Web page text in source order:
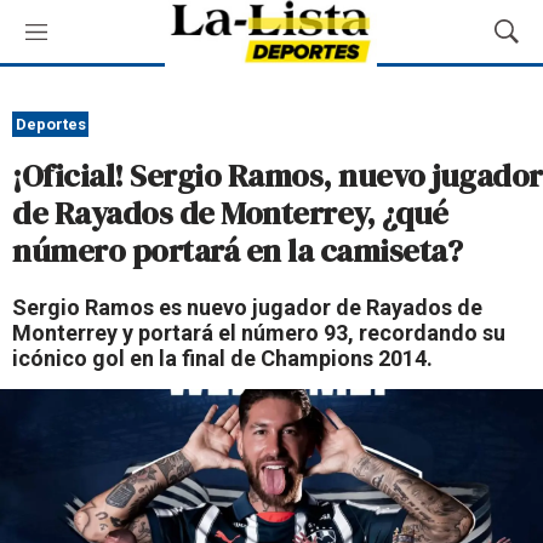
M
e
ú
M
o
a
r
Deportes
¡Oficial! Sergio Ramos, nuevo jugador
de Rayados de Monterrey, ¿qué
número portará en la camiseta?
Sergio Ramos es nuevo jugador de Rayados de
Monterrey y portará el número 93, recordando su
icónico gol en la final de Champions 2014.